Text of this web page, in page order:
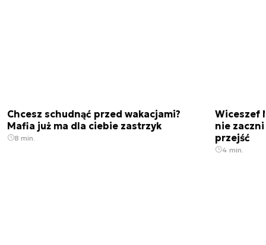
Chcesz schudnąć przed wakacjami?
Mafia już ma dla ciebie zastrzyk
8 min.
Wiceszef
nie
przejść
4 min.